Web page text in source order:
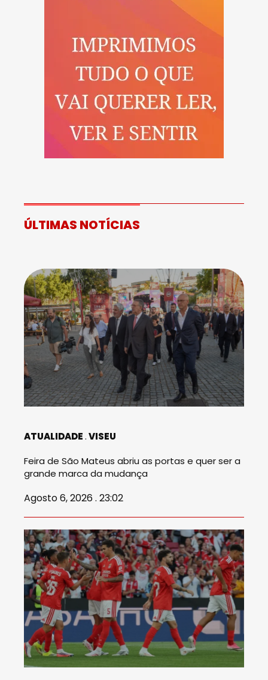
ÚLTIMAS NOTÍCIAS
ATUALIDADE VISEU
Feira de São Mateus abriu as portas e quer ser a
grande marca da mudança
Agosto 6, 2026 . 23:02